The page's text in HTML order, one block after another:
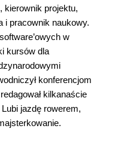
kierownik projektu,
i pracownik naukowy.
w
kursów dla
konferencjom
kilkanaście
jazdę rowerem,